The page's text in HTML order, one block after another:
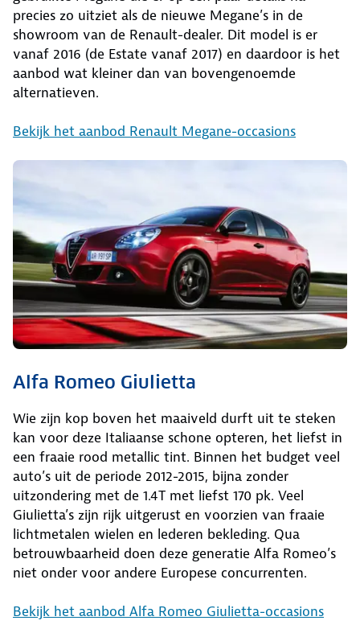
precies zo uitziet als de nieuwe Megane’s in de
showroom van de Renault-dealer. Dit model is er
vanaf 2016 (de Estate vanaf 2017) en daardoor is het
aanbod wat kleiner dan van bovengenoemde
alternatieven.
Bekijk het aanbod Renault Megane-occasions
Alfa Romeo Giulietta
Wie zijn kop boven het maaiveld durft uit te steken
kan voor deze Italiaanse schone opteren, het liefst in
een fraaie rood metallic tint. Binnen het budget veel
auto’s uit de periode 2012-2015, bijna zonder
uitzondering met de 1.4T met liefst 170 pk. Veel
Giulietta’s zijn rijk uitgerust en voorzien van fraaie
lichtmetalen wielen en lederen bekleding. Qua
betrouwbaarheid doen deze generatie Alfa Romeo’s
niet onder voor andere Europese concurrenten.
Bekijk het aanbod Alfa Romeo Giulietta-occasions